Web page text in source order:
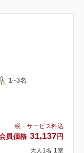
税・サービス料込
員価格 31,137円
大人 1名 1室
1~3名